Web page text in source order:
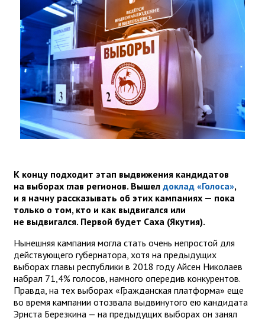
К концу подходит этап выдвижения кандидатов
на выборах глав регионов. Вышел доклад «Голоса»,
и я начну рассказывать об этих кампаниях — пока
только о том, кто и как выдвигался или
не выдвигался. Первой будет Саха (Якутия).
Нынешняя кампания могла стать очень непростой для
действующего губернатора, хотя на предыдущих
выборах главы республики в 2018 году Айсен Николаев
набрал 71,4% голосов, намного опередив конкурентов.
Правда, на тех выборах «Гражданская платформа» еще
во время кампании отозвала выдвинутого ею кандидата
Эрнста Березкина — на предыдущих выборах он занял